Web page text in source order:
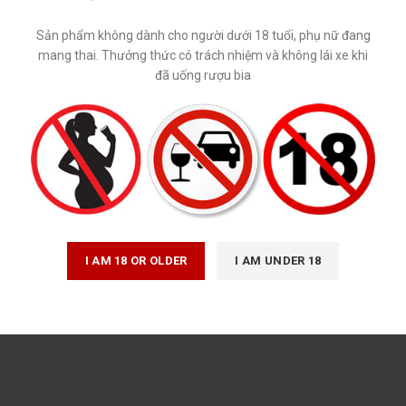
Sản phẩm không dành cho người dưới 18 tuổi, phụ nữ đang
mang thai. Thưởng thức có trách nhiệm và không lái xe khi
đã uống rượu bia
I AM 18 OR OLDER I AM UNDER 18
Tên